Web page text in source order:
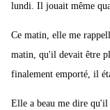
lundi. Il jouait même
Ce matin, elle me
matin, qu'il devait être
finalement emporté, il
Elle a beau me dire